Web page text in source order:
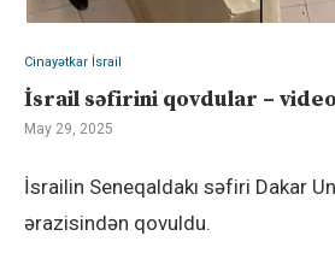
Cinayətkar İsrail
İsrail səfirini qovdular – video
May 29, 2025
İsrailin Seneqaldakı səfiri Dakar
ərazisindən qovuldu.